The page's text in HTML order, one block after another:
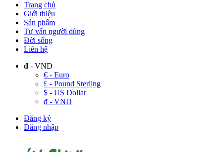
Trang chủ
Giới thiệu
Sản phẩm
Tư vấn người dùng
Đời sống
Liên hệ
đ - VND
€ - Euro
£ - Pound Sterling
$ - US Dollar
đ - VND
Đăng ký
Đăng nhập